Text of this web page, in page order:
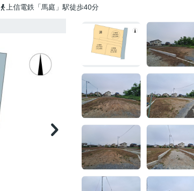
上信電鉄「馬庭」駅徒歩40分